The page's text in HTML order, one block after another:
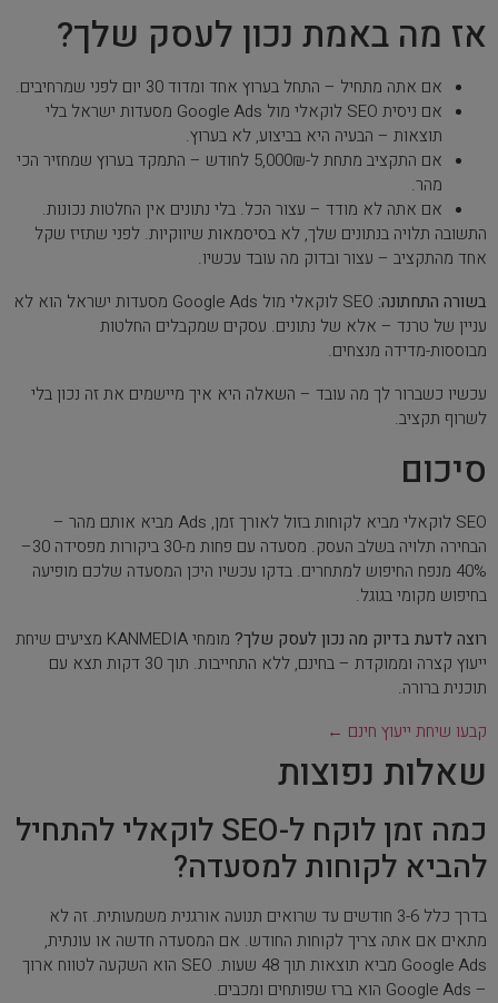
אז מה באמת נכון לעסק שלך?
אם אתה מתחיל – התחל בערוץ אחד ומדוד 30 יום לפני שמרחיבים.
אם ניסית SEO לוקאלי מול Google Ads מסעדות ישראל בלי
תוצאות – הבעיה היא בביצוע, לא בערוץ.
אם התקציב מתחת ל-5,000₪ לחודש – התמקד בערוץ שמחזיר הכי
מהר.
אם אתה לא מודד – עצור הכל. בלי נתונים אין החלטות נכונות.
התשובה תלויה בנתונים שלך, לא בסיסמאות שיווקיות. לפני שתזיז שקל
אחד מהתקציב – עצור ובדוק מה עובד עכשיו.
בשורה התחתונה:
SEO לוקאלי מול Google Ads מסעדות ישראל הוא לא
עניין של טרנד – אלא של נתונים. עסקים שמקבלים החלטות
מבוססות-מדידה מנצחים.
עכשיו כשברור לך מה עובד – השאלה היא איך מיישמים את זה נכון בלי
לשרוף תקציב.
סיכום
SEO לוקאלי מביא לקוחות בזול לאורך זמן, Ads מביא אותם מהר –
הבחירה תלויה בשלב העסק. מסעדה עם פחות מ-30 ביקורות מפסידה 30–
40% מנפח החיפוש למתחרים. בדקו עכשיו היכן המסעדה שלכם מופיעה
בחיפוש מקומי בגוגל.
רוצה לדעת בדיוק מה נכון לעסק שלך?
מומחי KANMEDIA מציעים שיחת
ייעוץ קצרה וממוקדת – בחינם, ללא התחייבות. תוך 30 דקות תצא עם
תוכנית ברורה.
קבעו שיחת ייעוץ חינם ←
שאלות נפוצות
כמה זמן לוקח ל-SEO לוקאלי להתחיל
להביא לקוחות למסעדה?
בדרך כלל 3-6 חודשים עד שרואים תנועה אורגנית משמעותית. זה לא
מתאים אם אתה צריך לקוחות החודש. אם המסעדה חדשה או עונתית,
Google Ads מביא תוצאות תוך 48 שעות. SEO הוא השקעה לטווח ארוך
– Google Ads הוא ברז שפותחים ומכבים.